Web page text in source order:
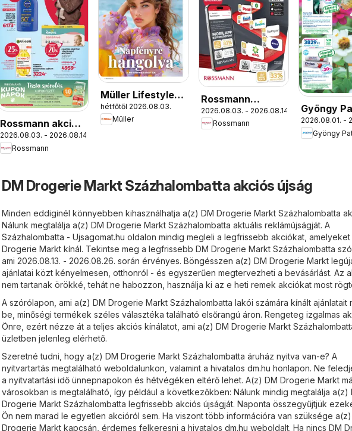
Rossmann akciós
újság
2026.08.03. - 2026.08.14.
Rossmann
Müller Lifestyle
magazin
hétfőtől 2026.08.03.
Müller
Rossmann
Szórólap
2026.08.03. - 2026.08.14.
Rossmann
Gyöngy
akciós
2026.08.01. -
Gyöngy
DM Drogerie Markt Százhalombatta akciós újság
Minden eddiginél könnyebben kihasználhatja a(z) DM Drogerie Markt Százhalombatta
Nálunk megtalálja a(z) DM Drogerie Markt Százhalombatta aktuális reklámújságját. A
Százhalombatta - Ujsagomat.hu oldalon mindig megleli a legfrissebb akciókat,
Drogerie Markt kínál. Tekintse meg a legfrissebb DM Drogerie Markt Százhalombatta
ami 2026.08.13. - 2026.08.26. során érvényes. Böngésszen a(z) DM Drogerie Markt
ajánlatai közt kényelmesen, otthonról - és egyszerűen megtervezheti a bevásárlást. Az
nem tartanak örökké, tehát ne habozzon, használja ki az e heti remek akciókat most
A szórólapon, ami a(z) DM Drogerie Markt Százhalombatta lakói számára kínált ajánlatait
be, minőségi termékek széles választéka található elsőrangú áron. Rengeteg izgalmas
Önre, ezért nézze át a teljes akciós kínálatot, ami a(z) DM Drogerie Markt
üzletben jelenleg elérhető.
Szeretné tudni, hogy a(z) DM Drogerie Markt Százhalombatta áruház nyitva van-e? A
nyitvartartás megtalálható weboldalunkon, valamint a hivatalos dm.hu honlapon. Ne
a nyitvatartási idő ünnepnapokon és hétvégéken eltérő lehet. A(z) DM Drogerie Markt
városokban is megtalálható, így például a következőkben: Nálunk mindig megtalálja a(z)
Drogerie Markt Százhalombatta legfrissebb akciós újságját. Naponta összegyűjtjük
Ön nem marad le egyetlen akcióról sem. Ha viszont több információra van szüksége
Drogerie Markt kapcsán, érdemes felkeresni a hivatalos dm.hu weboldalt. Ha nincs DM